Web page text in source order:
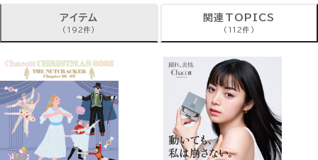
アイテム
(192件)
関連TOPICS
(112件)